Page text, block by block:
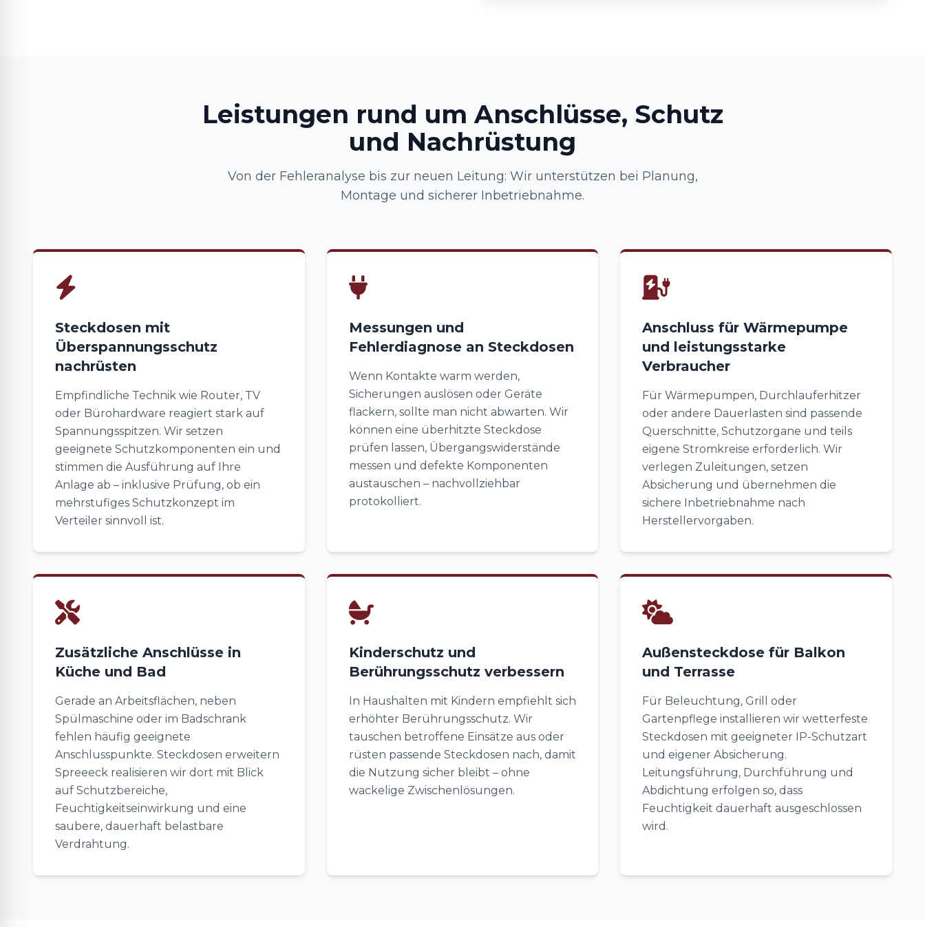
Leistungen rund um Anschlüsse, Schutz
und Nachrüstung
Von der Fehleranalyse bis zur neuen Leitung: Wir unterstützen bei Planung,
Montage und sicherer Inbetriebnahme.
Steckdosen mit
Überspannungsschutz
nachrüsten
Empfindliche Technik wie Router, TV
oder Bürohardware reagiert stark auf
Spannungsspitzen. Wir setzen
geeignete Schutzkomponenten ein und
stimmen die Ausführung auf Ihre
Anlage ab – inklusive Prüfung, ob ein
mehrstufiges Schutzkonzept im
Verteiler sinnvoll ist.
Messungen und
Fehlerdiagnose an Steckdosen
Wenn Kontakte warm werden,
Sicherungen auslösen oder Geräte
flackern, sollte man nicht abwarten. Wir
können eine überhitzte Steckdose
prüfen lassen, Übergangswiderstände
messen und defekte Komponenten
austauschen – nachvollziehbar
protokolliert.
Anschluss für Wärmepumpe
und leistungsstarke
Verbraucher
Für Wärmepumpen, Durchlauferhitzer
oder andere Dauerlasten sind passende
Querschnitte, Schutzorgane und teils
eigene Stromkreise erforderlich. Wir
verlegen Zuleitungen, setzen
Absicherung und übernehmen die
sichere Inbetriebnahme nach
Herstellervorgaben.
Zusätzliche Anschlüsse in
Küche und Bad
Gerade an Arbeitsflächen, neben
Spülmaschine oder im Badschrank
fehlen häufig geeignete
Anschlusspunkte. Steckdosen erweitern
Spreeeck realisieren wir dort mit Blick
auf Schutzbereiche,
Feuchtigkeitseinwirkung und eine
saubere, dauerhaft belastbare
Verdrahtung.
Kinderschutz und
Berührungsschutz verbessern
In Haushalten mit Kindern empfiehlt sich
erhöhter Berührungsschutz. Wir
tauschen betroffene Einsätze aus oder
rüsten passende Steckdosen nach, damit
die Nutzung sicher bleibt – ohne
wackelige Zwischenlösungen.
Außensteckdose für Balkon
und Terrasse
Für Beleuchtung, Grill oder
Gartenpflege installieren wir wetterfeste
Steckdosen mit geeigneter IP-Schutzart
und eigener Absicherung.
Leitungsführung, Durchführung und
Abdichtung erfolgen so, dass
Feuchtigkeit dauerhaft ausgeschlossen
wird.